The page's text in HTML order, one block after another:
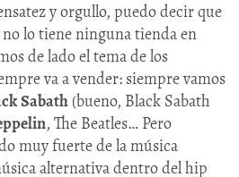
y orgullo, puedo decir que
no lo tiene ninguna tienda en
de lado el tema de los
va a vender: siempre vamos
Sabath (bueno, Black Sabath
, The Beatles… Pero
muy fuerte de la música
alternativa dentro del hip